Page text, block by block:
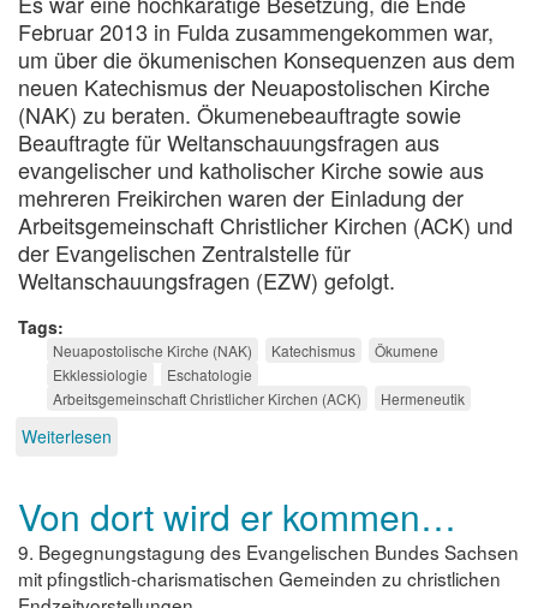
Februar 2013 in Fulda zusammengekommen war,
um über die ökumenischen Konsequenzen aus dem
neuen Katechismus der Neuapostolischen Kirche
(NAK) zu beraten. Ökumenebeauftragte sowie
Beauftragte für Weltanschauungsfragen aus
evangelischer und katholischer Kirche sowie aus
mehreren Freikirchen waren der Einladung der
Arbeitsgemeinschaft Christlicher Kirchen (ACK) und
der Evangelischen Zentralstelle für
Weltanschauungsfragen (EZW) gefolgt.
Tags
Neuapostolische Kirche (NAK) Katechismus
Ökumene
Ekklessiologie
Eschatologie
Arbeitsgemeinschaft Christlicher Kirchen (ACK)
Hermeneutik
Weiterlesen
Von dort wird er kommen…
9. Begegnungstagung des Evangelischen Bundes Sachsen
mit pfingstlich-charismatischen Gemeinden zu christlichen